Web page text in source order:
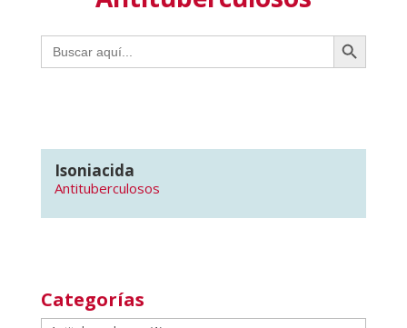
Buscar: Botón de búsqueda
Isoniacida
Antituberculosos
Categorías